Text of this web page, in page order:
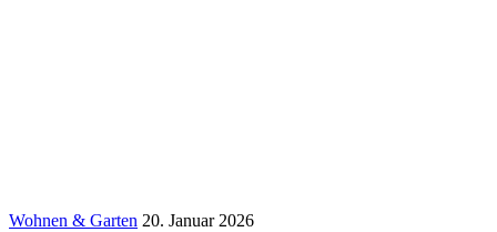
Wohnen & Garten 20. Januar 2026